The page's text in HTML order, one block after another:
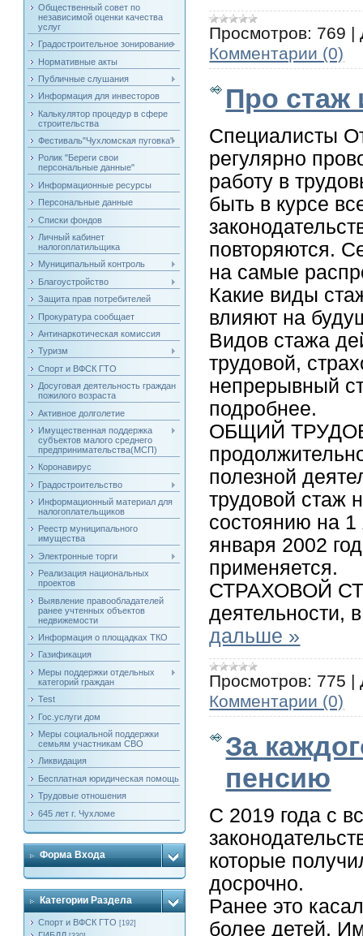
Общественный совет по
независимой оценки качества
услуг
Градостроительное зонирование
Нормативные акты
Публичные слушания
Информация для инвесторов
Калькулятор процедур в сфере
строительства
Фестиваль"Чухломская пуговка"
Ролик "Береги свои
персональные данные"
Информационные ресурсы
Персональные данные
Списки фондов
Личный кабинет
налогоплатильщика
Муниципальный контроль
Благоустройство
Защита прав потребителей
Прокуратура сообщает
Антинаркотическая комиссия
Туризм
Спорт и ВФСК ГТО
Досуговая деятельность граждан
пожилого возраста
Активное долголетие
Имущественная поддержка
субъектов малого среднего
предпринимательства(МСП)
Коронавирус
Градостроительство
Информационный материал для
налогоплательщиков
Реестр муниципального
имущества
Электронные торги
Реализация национальных
проектов
Выявление правообладателей
ранее учтенных объектов
недвижемости
Информация о площадках ТКО
Газификация
Меры поддержки отдельных
категорий граждан
Test
Гос.услуги дом
Меры социальной поддержки
семьям участникам СВО
Ликвидация
Бесплатная юридическая помощь
Трудовые отношения
645 лет г. Чухломе
Форма Входа
Категории Раздела
Спорт и ВФСК ГТО [192]
Просмотров: 769 |
Комментарии (0)
Про стаж
Специалисты
регулярно
работу в
быть в курсе
повторяются.
на самые
Какие виды
влияют на
Видов стажа
трудовой,
непрерывный
подробнее.
ОБЩИЙ
полезной
трудовой стаж
состоянию на
января 2002
применяется.
СТРАХОВОЙ
деятельности,
дальше »
Просмотров: 775 |
Комментарии (0)
За
пенсию
С 2019 года с
которые
досрочно.
Ранее это
более детей.